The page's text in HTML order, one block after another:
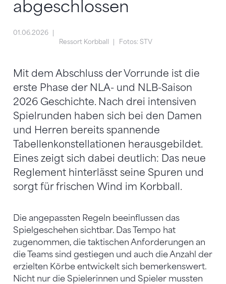
abgeschlossen
01.06.2026
Ressort Korbball
Fotos: STV
Mit dem Abschluss der Vorrunde ist die
erste Phase der NLA- und NLB-Saison
2026 Geschichte. Nach drei intensiven
Spielrunden haben sich bei den Damen
und Herren bereits spannende
Tabellenkonstellationen herausgebildet.
Eines zeigt sich dabei deutlich: Das neue
Reglement hinterlässt seine Spuren und
sorgt für frischen Wind im Korbball.
Die angepassten Regeln beeinflussen das
Spielgeschehen sichtbar. Das Tempo hat
zugenommen, die taktischen Anforderungen an
die Teams sind gestiegen und auch die Anzahl der
erzielten Körbe entwickelt sich bemerkenswert.
Nicht nur die Spielerinnen und Spieler mussten